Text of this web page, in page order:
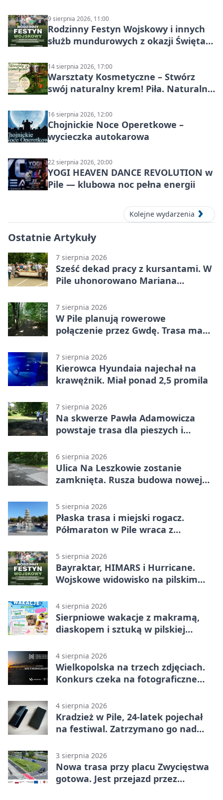
9 sierpnia 2026, 11:00
Rodzinny Festyn Wojskowy i innych
służb mundurowych z okazji Święta
14 sierpnia 2026, 17:00
Warsztaty Kosmetyczne – Stwórz
swój naturalny krem! Piła. Naturalna
16 sierpnia 2026, 12:00
Chojnickie Noce Operetkowe –
wycieczka autokarowa
22 sierpnia 2026, 20:00
YOGI HEAVEN DANCE REVOLUTION w
Pile — klubowa noc pełna energii
Kolejne wydarzenia
Ostatnie Artykuły
7 sierpnia 2026
Sześć dekad pracy z kursantami. W
Pile uhonorowano Mariana
7 sierpnia 2026
W Pile planują rowerowe
połączenie przez Gwdę. Trasa ma
7 sierpnia 2026
Kierowca Hyundaia najechał na
krawężnik. Miał ponad 2,5 promila
7 sierpnia 2026
Na skwerze Pawła Adamowicza
powstaje trasa dla pieszych i
6 sierpnia 2026
Ulica Na Leszkowie zostanie
zamknięta. Rusza budowa nowej
5 sierpnia 2026
Płaska trasa i miejski rogacz.
Półmaraton w Pile wraca z
5 sierpnia 2026
Bayraktar, HIMARS i Hurricane.
Wojskowe widowisko na pilskim
4 sierpnia 2026
Sierpniowe wakacje z makramą,
diaskopem i sztuką w pilskiej
4 sierpnia 2026
Wielkopolska na trzech zdjęciach.
Konkurs czeka na fotograficzne
4 sierpnia 2026
Kradzież w Pile, 24-latek pojechał
na festiwal. Zatrzymano go nad
3 sierpnia 2026
Nowa trasa przy placu Zwycięstwa
gotowa. Jest przejazd przez